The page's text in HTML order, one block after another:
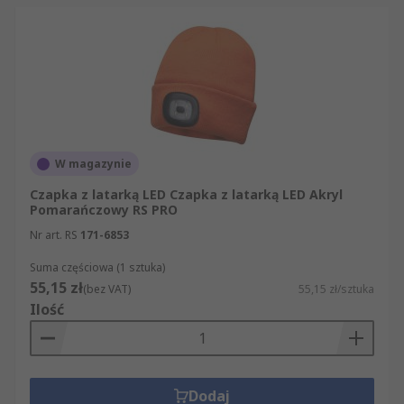
W magazynie
Czapka z latarką LED Czapka z latarką LED Akryl
Pomarańczowy RS PRO
Nr art. RS 171-6853
Suma częściowa (1 sztuka)
55,15 zł(bez VAT) 55,15 zł/sztuka
Ilość
Dodaj